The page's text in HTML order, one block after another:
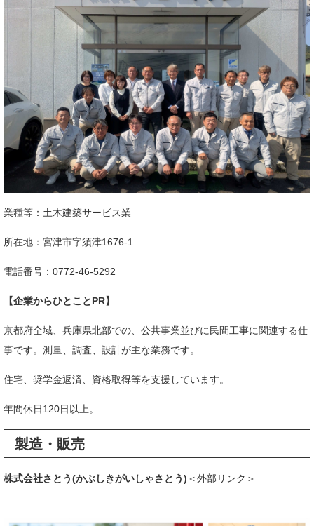
業種等：土木建築サービス業​
所在地：宮津市字須津1676-1
電話番号：0772-46-5292
【企業からひとことPR】
京都府全域、兵庫県北部での、公共事業並びに民間工事に関連する仕
事です。測量、調査、設計が主な業務です。
住宅、奨学金返済、資格取得等を支援しています。
年間休日120日以上。
製造・販売
株式会社さとう(かぶしきがいしゃさとう) ＜外部リンク＞